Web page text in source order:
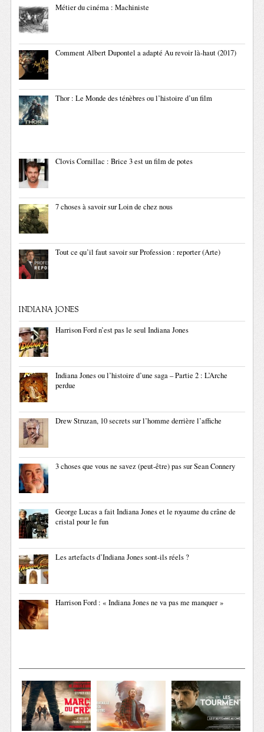
Métier du cinéma : Machiniste
Comment Albert Dupontel a adapté Au revoir là-haut (2017)
Thor : Le Monde des ténèbres ou l’histoire d’un film
Clovis Cornillac : Brice 3 est un film de potes
7 choses à savoir sur Loin de chez nous
Tout ce qu’il faut savoir sur Profession : reporter (Arte)
INDIANA JONES
Harrison Ford n’est pas le seul Indiana Jones
Indiana Jones ou l’histoire d’une saga – Partie 2 : L’Arche
perdue
Drew Struzan, 10 secrets sur l’homme derrière l’affiche
3 choses que vous ne savez (peut-être) pas sur Sean Connery
George Lucas a fait Indiana Jones et le royaume du crâne de
cristal pour le fun
Les artefacts d’Indiana Jones sont-ils réels ?
Harrison Ford : « Indiana Jones ne va pas me manquer »